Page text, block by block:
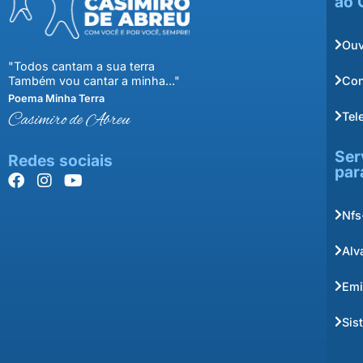
"Todos cantam a sua terra
Também vou cantar a minha..."
Poema Minha Terra
Casimiro de Abreu
Redes sociais